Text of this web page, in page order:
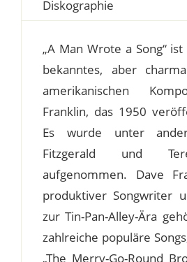
Diskographie
„A Man Wrote a Song“
bekanntes, aber
amerikanischen
Franklin, das 1950
Es wurde unter
Fitzgerald und
aufgenommen. Dave
produktiver Songwriter
zur Tin-Pan-Alley-Ära
zahlreiche populäre
„The Merry-Go-Round